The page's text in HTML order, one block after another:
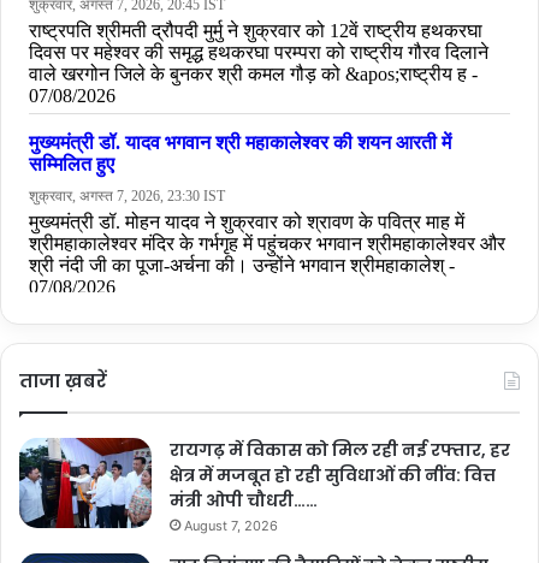
More
ताजा ख़बरें
रायगढ़ में विकास को मिल रही नई रफ्तार, हर
क्षेत्र में मजबूत हो रही सुविधाओं की नींव: वित्त
मंत्री ओपी चौधरी……
August 7, 2026